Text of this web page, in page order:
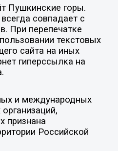
Пушкинские горы.
совпадает с
При перепечатке
текстовых
сайта на иных
гиперссылка на
и международных
признана
Российской